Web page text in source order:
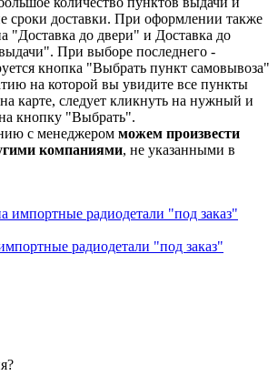
сроки доставки. При оформлении также
"Доставка до двери" и Доставка до
При выборе последнего -
кнопка "Выбрать пункт самовывоза"
на которой вы увидите все пункты
карте, следует кликнуть на нужный и
кнопку "Выбрать".
с менеджером можем произвести
компаниями, не указанными в
радиодетали "под заказ"